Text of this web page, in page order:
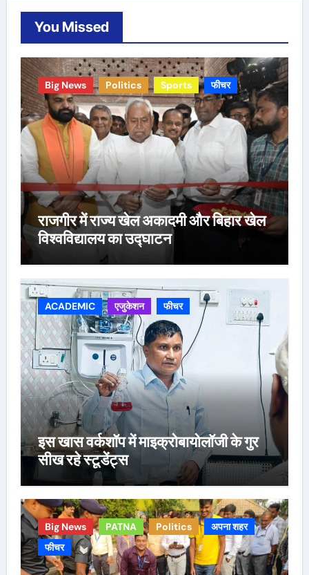
You Missed
Big News Politics Sports फीचर
राजगीर में राज्य खेल अकादमी और बिहार खेल
विश्वविद्यालय का उद्घाटन
ACADEMIC एजुकेशन फीचर
इस खास वर्कशॉप में माइक्रोबायोलॉजी के गुर
सीख रहे स्टूडेंट्स
Big News PATNA Politics
अपना शहर
फीचर